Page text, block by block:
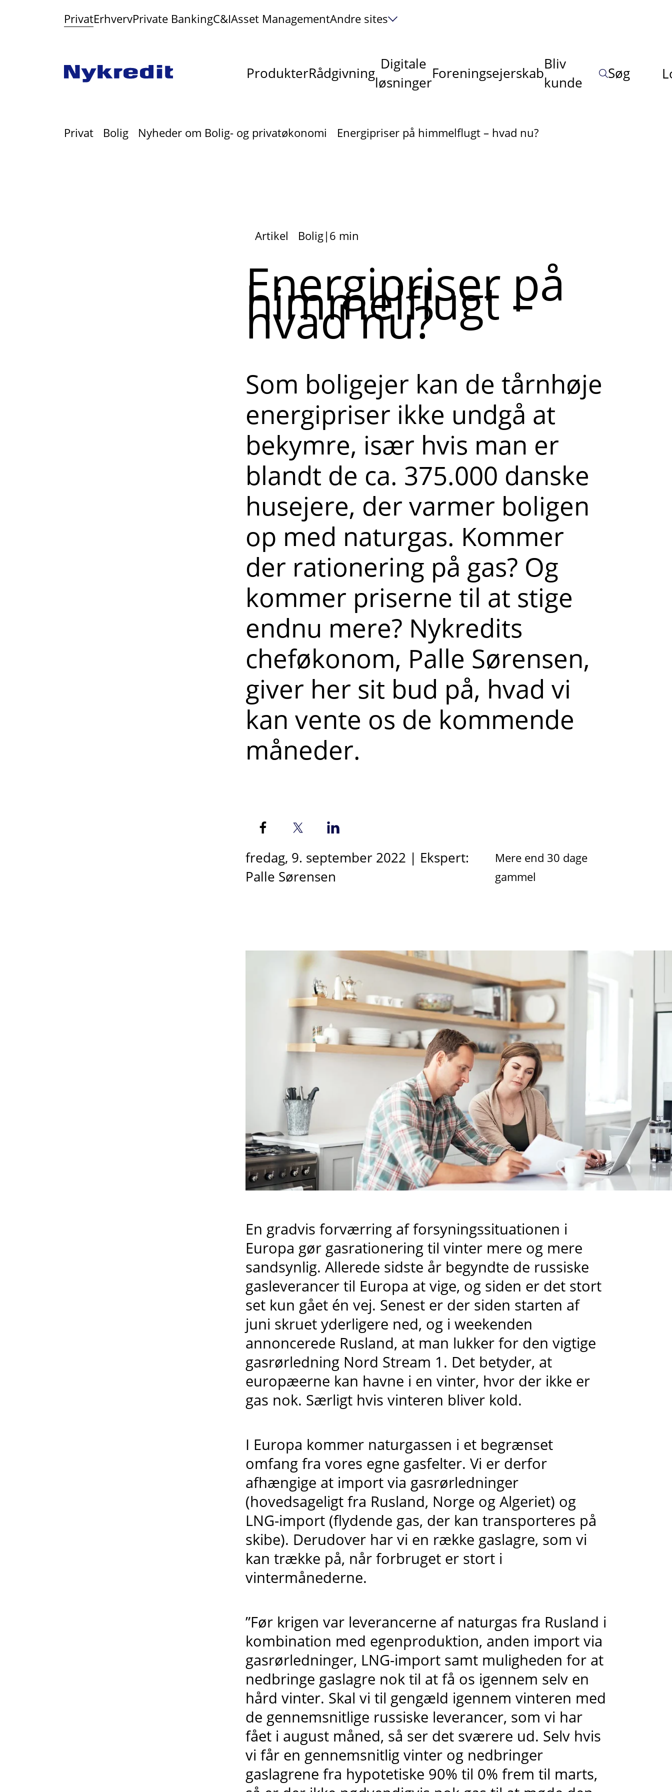
PrivatErhvervPrivate BankingC&IAsset ManagementAndre sites
ProdukterRådgivning
Digitale
løsninger
Foreningsejerskab
Bliv
kunde
Søg
Privat Bolig Nyheder om Bolig- og privatøkonomi Energipriser på himmelflugt – hvad nu?
Artikel Bolig|6 min
Energipriser på
himmelflugt –
hvad nu?
Som boligejer kan de tårnhøje
energipriser ikke undgå at
bekymre, især hvis man er
blandt de ca. 375.000 danske
husejere, der varmer boligen
op med naturgas. Kommer
der rationering på gas? Og
kommer priserne til at stige
endnu mere? Nykredits
cheføkonom, Palle Sørensen,
giver her sit bud på, hvad vi
kan vente os de kommende
måneder.
fredag, 9. september 2022 | Ekspert:
Palle Sørensen
Mere end 30 dage
gammel
En gradvis forværring af forsyningssituationen i
Europa gør gasrationering til vinter mere og mere
sandsynlig. Allerede sidste år begyndte de russiske
gasleverancer til Europa at vige, og siden er det stort
set kun gået én vej. Senest er der siden starten af
juni skruet yderligere ned, og i weekenden
annoncerede Rusland, at man lukker for den vigtige
gasrørledning Nord Stream 1. Det betyder, at
europæerne kan havne i en vinter, hvor der ikke er
gas nok. Særligt hvis vinteren bliver kold.
I Europa kommer naturgassen i et begrænset
omfang fra vores egne gasfelter. Vi er derfor
afhængige at import via gasrørledninger
(hovedsageligt fra Rusland, Norge og Algeriet) og
LNG-import (flydende gas, der kan transporteres på
skibe). Derudover har vi en række gaslagre, som vi
kan trække på, når forbruget er stort i
vintermånederne.
”Før krigen var leverancerne af naturgas fra Rusland i
kombination med egenproduktion, anden import via
gasrørledninger, LNG-import samt muligheden for at
nedbringe gaslagre nok til at få os igennem selv en
hård vinter. Skal vi til gengæld igennem vinteren med
de gennemsnitlige russiske leverancer, som vi har
fået i august måned, så ser det sværere ud. Selv hvis
vi får en gennemsnitlig vinter og nedbringer
gaslagrene fra hypotetiske 90% til 0% frem til marts,